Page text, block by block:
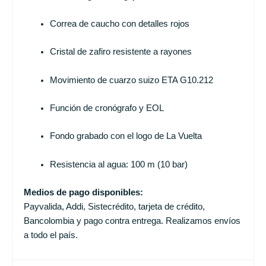
Correa de caucho con detalles rojos
Cristal de zafiro resistente a rayones
Movimiento de cuarzo suizo ETA G10.212
Función de cronógrafo y EOL
Fondo grabado con el logo de La Vuelta
Resistencia al agua: 100 m (10 bar)
Medios de pago disponibles:
Payvalida, Addi, Sistecrédito, tarjeta de crédito,
Bancolombia y pago contra entrega. Realizamos envíos
a todo el país.